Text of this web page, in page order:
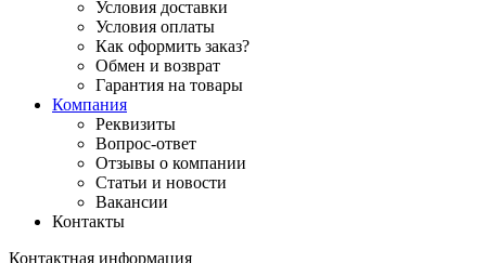
Условия доставки
Условия оплаты
Как оформить заказ?
Обмен и возврат
Гарантия на товары
Компания
Реквизиты
Вопрос-ответ
Отзывы о компании
Статьи и новости
Вакансии
Контакты
Контактная информация